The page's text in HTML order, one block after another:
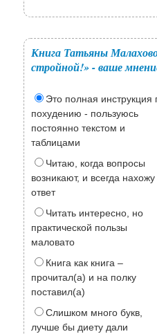
Книга Татьяны
стройной!» - ваше
Это полная инструкция
похудению - пользуюсь
постоянно текстом и
таблицами
Читаю, когда вопросы
возникают, и всегда нахожу
ответ
Читать интересно, но
практической пользы
маловато
Книга как книга –
прочитал(а) и на полку
поставил(а)
Слишком много букв,
лучше бы диету дали